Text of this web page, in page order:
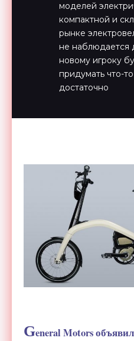
моделей
компактной и
рынке
не наблюдается
новому игроку
придумать что-
достаточно
General Motors